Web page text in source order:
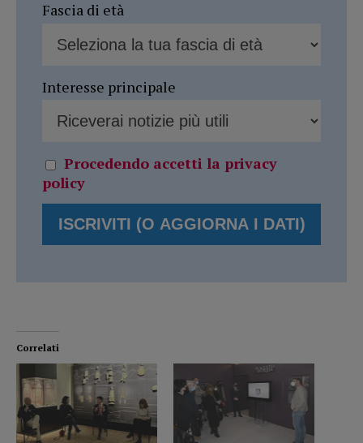
Fascia di età
Interesse principale
Procedendo accetti la privacy
policy
Correlati